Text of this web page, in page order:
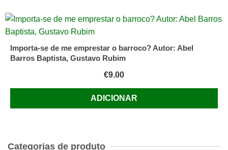
Importa-se de me emprestar o barroco? Autor: Abel
Barros Baptista, Gustavo Rubim
€9.00
ADICIONAR
Categorias de produto